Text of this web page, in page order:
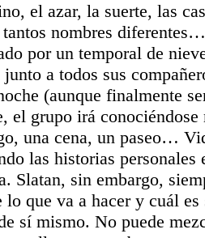
el azar, la suerte, las
nombres
por un temporal de
a todos sus
(aunque finalmente
el grupo irá conociéndose
una cena, un paseo…
las historias personales
Slatan, sin embargo,
lo que va a hacer y cuál
sí mismo. No puede